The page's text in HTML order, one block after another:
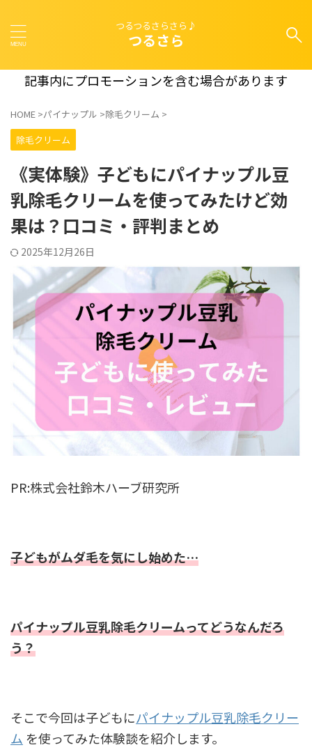
つるつるさらさら♪
つるさら
記事内にプロモーションを含む場合があります
HOME >パイナップル >除毛クリーム >
除毛クリーム
《実体験》子どもにパイナップル豆
乳除毛クリームを使ってみたけど効
果は？口コミ・評判まとめ
2025年12月26日
PR:株式会社鈴木ハーブ研究所
子どもがムダ毛を気にし始めた…
パイナップル豆乳除毛クリームってどうなんだろ
う？
そこで今回は子どもにパイナップル豆乳除毛クリー
ム を使ってみた体験談を紹介します。